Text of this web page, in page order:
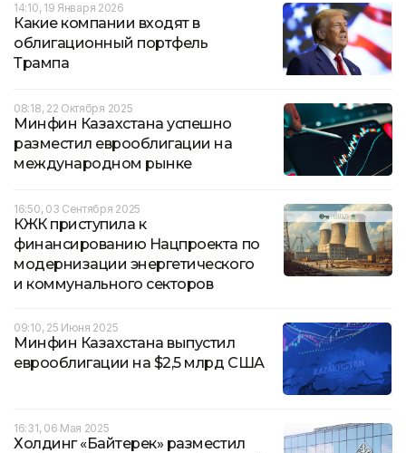
14:10, 19 Января 2026
Какие компании входят в
облигационный портфель
Трампа
08:18, 22 Октября 2025
Минфин Казахстана успешно
разместил еврооблигации на
международном рынке
16:50, 03 Сентября 2025
КЖК приступила к
финансированию Нацпроекта по
модернизации энергетического
и коммунального секторов
09:10, 25 Июня 2025
Минфин Казахстана выпустил
еврооблигации на $2,5 млрд США
16:31, 06 Мая 2025
Холдинг «Байтерек» разместил